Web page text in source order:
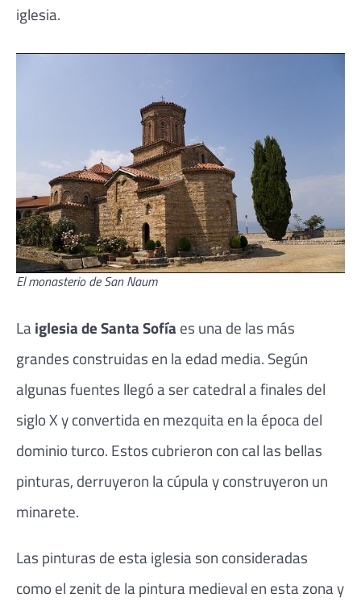
iglesia.
El monasterio de San Naum
Laiglesia de Santa Sofía es una de las más
grandes construidas en la edad media. Según
algunas fuentes llegó a ser catedral a finales del
siglo X y convertida en mezquita en la época del
dominio turco. Estos cubrieron con cal las bellas
pinturas, derruyeron la cúpula y construyeron un
minarete.
Las pinturas de esta iglesia son consideradas
como el zenit de la pintura medieval en esta zona y